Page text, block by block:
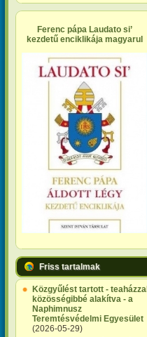
Ferenc pápa Laudato si’
kezdetű enciklikája magyarul
Friss tartalmak
Közgyűlést tartott - teaházzal
közösségibbé alakítva - a
Naphimnusz
Teremtésvédelmi Egyesület
(2026-05-29)